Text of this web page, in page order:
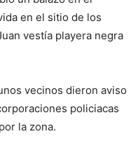
en el sitio de los
vestía playera negra
vecinos dieron aviso
policiacas
la zona.